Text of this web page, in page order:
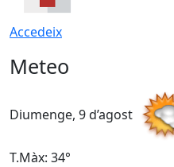
Accedeix
Meteo
Diumenge, 9 d’agost
T.Màx: 34°